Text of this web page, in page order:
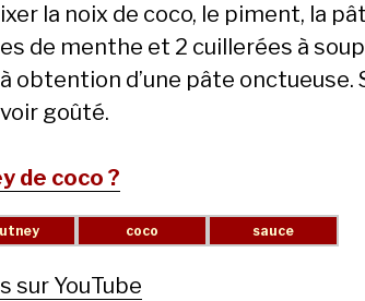
la noix de coco, le piment, la
de menthe et 2 cuillerées à
obtention d’une pâte onctueuse.
goûté.
de coco ?
sur YouTube